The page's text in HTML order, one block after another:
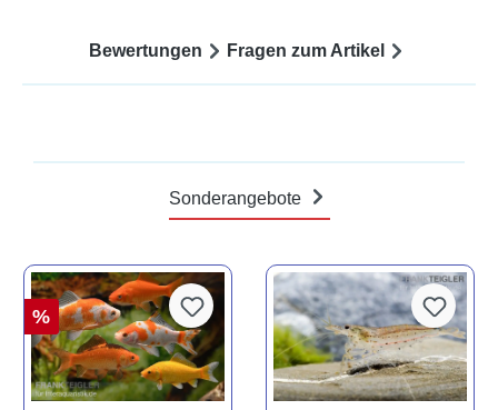
Bewertungen Fragen zum Artikel
Sonderangebote
%